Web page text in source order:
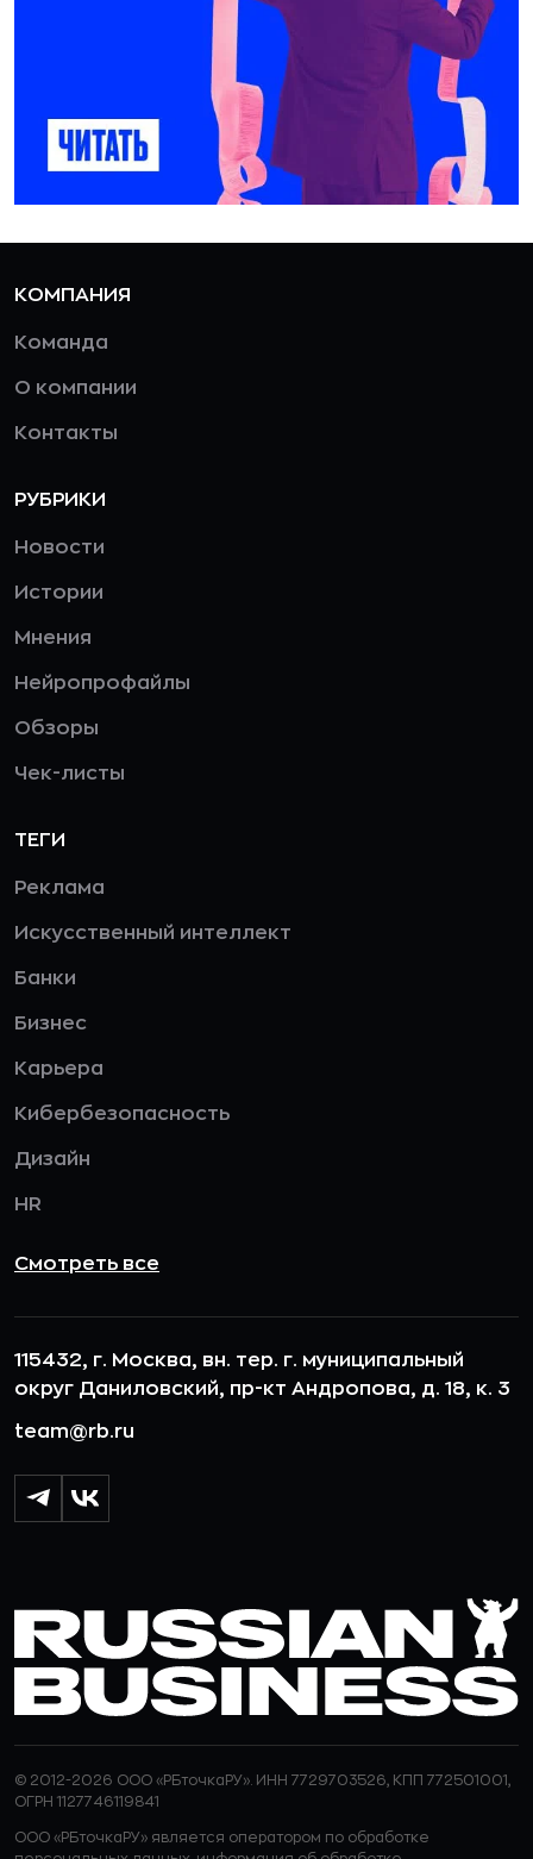
КОМПАНИЯ
Команда
О компании
Контакты
РУБРИКИ
Новости
Истории
Мнения
Нейропрофайлы
Обзоры
Чек-листы
ТЕГИ
Реклама
Искусственный интеллект
Банки
Бизнес
Карьера
Кибербезопасность
Дизайн
HR
Смотреть все
115432, г. Москва, вн. тер. г. муниципальный
округ Даниловский, пр-кт Андропова, д. 18, к. 3
team@rb.ru
© 2012-2026 ООО «РБточкаРУ». ИНН 7729703526, КПП 772501001,
ОГРН 1127746119841
ООО «РБточкаРУ» является оператором по обработке